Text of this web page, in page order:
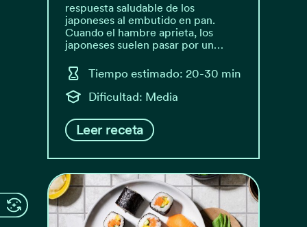
respuesta saludable de los
japoneses al embutido en pan.
Cuando el hambre aprieta, los
japoneses suelen pasar por un…
Tiempo estimado: 20-30 min
Dificultad: Media
Leer receta